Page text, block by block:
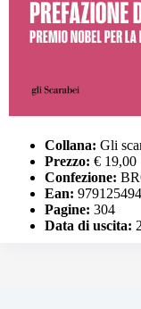
Collana: Gli
Prezzo: € 19,00
Confezione:
Ean:
Pagine: 304
Data di uscita: